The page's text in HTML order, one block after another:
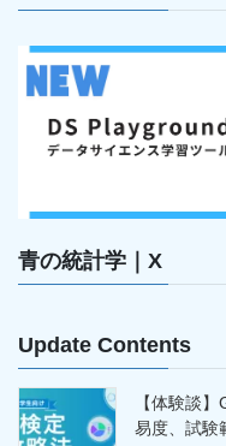
青の統計学｜X
Update Contents
【体験談
易度、試験